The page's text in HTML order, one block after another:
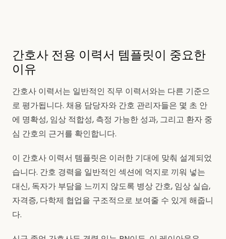
간호사 전용 이력서 템플릿이 중요한
이유
간호사 이력서는 일반적인 직무 이력서와는 다른 기준으
로 평가됩니다. 채용 담당자와 간호 관리자들은 몇 초 안
에 명확성, 임상 적합성, 측정 가능한 성과, 그리고 환자 중
심 간호의 근거를 확인합니다.
이 간호사 이력서 템플릿은 이러한 기대에 맞춰 설계되었
습니다. 간호 경력을 일반적인 섹션에 억지로 끼워 넣는
대신, 독자가 부담을 느끼지 않도록 병상 간호, 임상 실습,
자격증, 다학제 협업을 구조적으로 보여줄 수 있게 해줍니
다.